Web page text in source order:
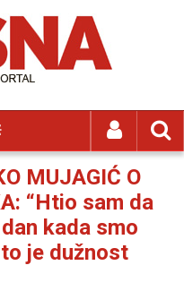
MUJAGIĆ O
“Htio sam da
kada smo
je dužnost